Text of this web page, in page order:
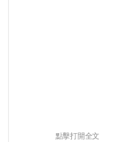
點擊打開全文